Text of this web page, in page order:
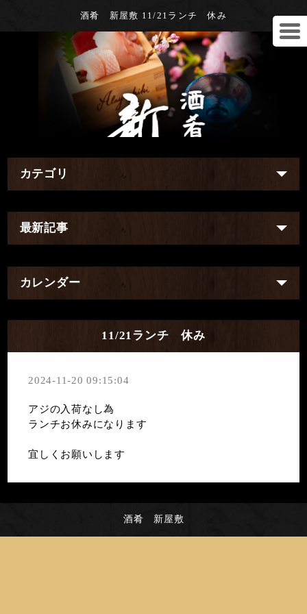
酒肴 新屋敷 11/21ランチ 休み
カテゴリ
最新記事
カレンダー
11/21ランチ 休み
2024-11-20 09:15:04
アジの入荷なし為
ランチお休みになります
宜しくお願いします
酒肴 新屋敷